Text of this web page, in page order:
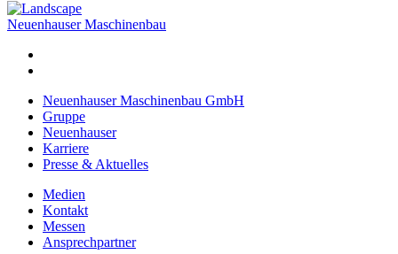
Neuenhauser Maschinenbau
Neuenhauser Maschinenbau GmbH
Gruppe
Neuenhauser
Karriere
Presse & Aktuelles
Medien
Kontakt
Messen
Ansprechpartner